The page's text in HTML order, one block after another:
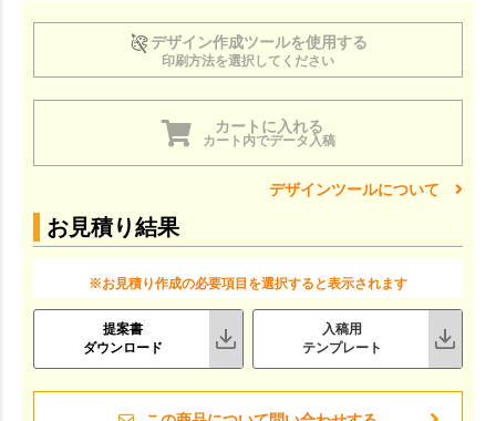
デザイン作成ツールを使用する
印刷方法を選択してください
カートに入れる
カート内でデータ入稿
デザインツールについて
お見積り結果
※お見積り作成の必要項目を選択すると表示されます
提案書
ダウンロード
入稿用
テンプレート